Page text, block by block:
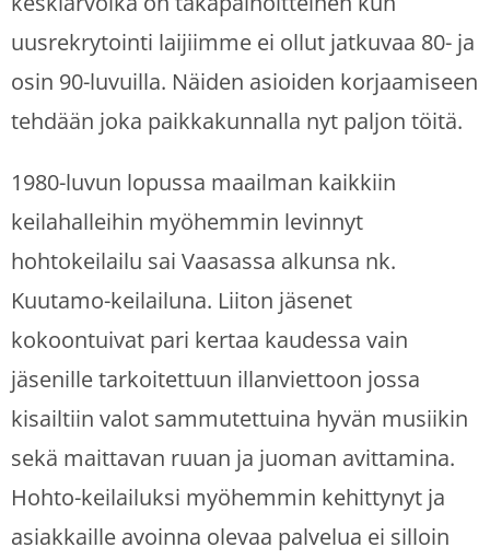
uusrekrytointi laijiimme ei ollut jatkuvaa 80- ja
osin 90-luvuilla. Näiden asioiden korjaamiseen
tehdään joka paikkakunnalla nyt paljon töitä.
1980-luvun lopussa maailman kaikkiin
keilahalleihin myöhemmin levinnyt
hohtokeilailu sai Vaasassa alkunsa nk.
Kuutamo-keilailuna. Liiton jäsenet
kokoontuivat pari kertaa kaudessa vain
jäsenille tarkoitettuun illanviettoon jossa
kisailtiin valot sammutettuina hyvän musiikin
sekä maittavan ruuan ja juoman avittamina.
Hohto-keilailuksi myöhemmin kehittynyt ja
asiakkaille avoinna olevaa palvelua ei silloin